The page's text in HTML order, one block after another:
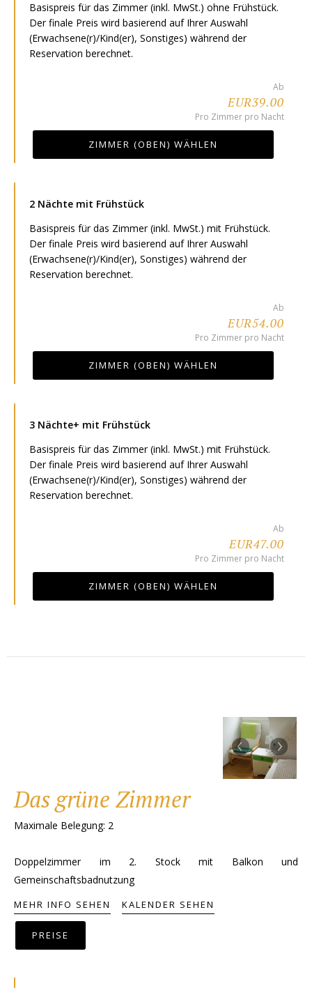
Basispreis für das Zimmer (inkl. MwSt.) ohne Frühstück.
Der finale Preis wird basierend auf Ihrer Auswahl
(Erwachsene(r)/Kind(er), Sonstiges) während der
Reservation berechnet.
Ab
EUR39.00
Pro Zimmer pro Nacht
ZIMMER (OBEN) WÄHLEN
2 Nächte mit Frühstück
Basispreis für das Zimmer (inkl. MwSt.) mit Frühstück.
Der finale Preis wird basierend auf Ihrer Auswahl
(Erwachsene(r)/Kind(er), Sonstiges) während der
Reservation berechnet.
Ab
EUR54.00
Pro Zimmer pro Nacht
ZIMMER (OBEN) WÄHLEN
3 Nächte+ mit Frühstück
Basispreis für das Zimmer (inkl. MwSt.) mit Frühstück.
Der finale Preis wird basierend auf Ihrer Auswahl
(Erwachsene(r)/Kind(er), Sonstiges) während der
Reservation berechnet.
Ab
EUR47.00
Pro Zimmer pro Nacht
ZIMMER (OBEN) WÄHLEN
‹ ›
Das grüne Zimmer
Maximale Belegung: 2
Doppelzimmer im 2. Stock mit Balkon und
Gemeinschaftsbadnutzung
MEHR INFO SEHEN KALENDER SEHEN
PREISE